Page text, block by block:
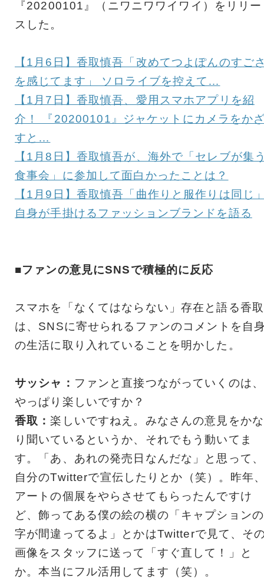
『20200101』（ニワニワワイワイ）をリリー
スした。
【1月6日】香取慎吾「改めてつよぽんのすご
を感じてます」 ソロライブを控えて…
【1月7日】香取慎吾、愛用スマホアプリを紹
介！ 『20200101』ジャケットにカメラをか
すと…
【1月8日】香取慎吾が、海外で「セレブが集
食事会」に参加して面白かったことは？
【1月9日】香取慎吾「曲作りと服作りは同じ
自身が手掛けるファッションブランドを語る
■ファンの意見にSNSで積極的に反応
スマホを「なくてはならない」存在と語る香取
は、SNSに寄せられるファンのコメントを自
の生活に取り入れていることを明かした。
サッシャ： ファンと直接つながっていくのは、
やっぱり楽しいですか？
香取：楽しいですねえ。みなさんの意見をかな
り聞いているというか、それでもう動いてま
す。「あ、あれの発売日なんだな」と思って、
自分のTwitterで宣伝したりとか（笑）。昨年
アートの個展をやらさせてもらったんですけ
ど、飾ってある僕の絵の横の「キャプションの
字が間違ってるよ」とかはTwitterで見て、そ
画像をスタッフに送って「すぐ直して！」と
か。本当にフル活用してます（笑）。